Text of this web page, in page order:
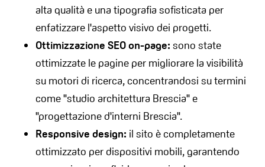
alta qualità e una tipografia sofisticata per
enfatizzare l'aspetto visivo dei progetti.
Ottimizzazione SEO on-page: sono state
ottimizzate le pagine per migliorare la visibilità
su motori di ricerca, concentrandosi su termini
come studio architettura Brescia e
progettazione d'interni Brescia .
Responsive design: il sito è completamente
ottimizzato per dispositivi mobili, garantendo